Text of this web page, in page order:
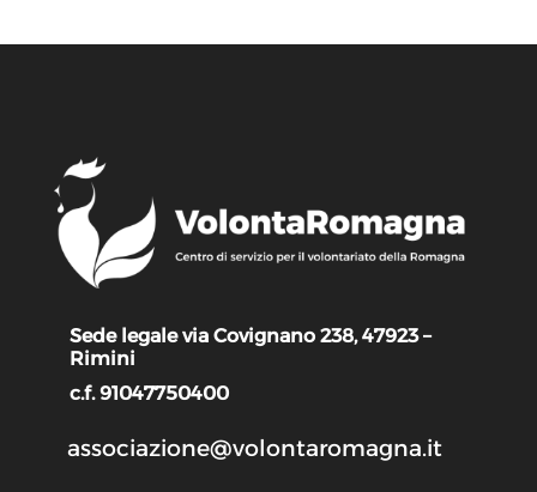
Sede legale via Covignano 238, 47923 –
Rimini
c.f. 91047750400
associazione@volontaromagna.it